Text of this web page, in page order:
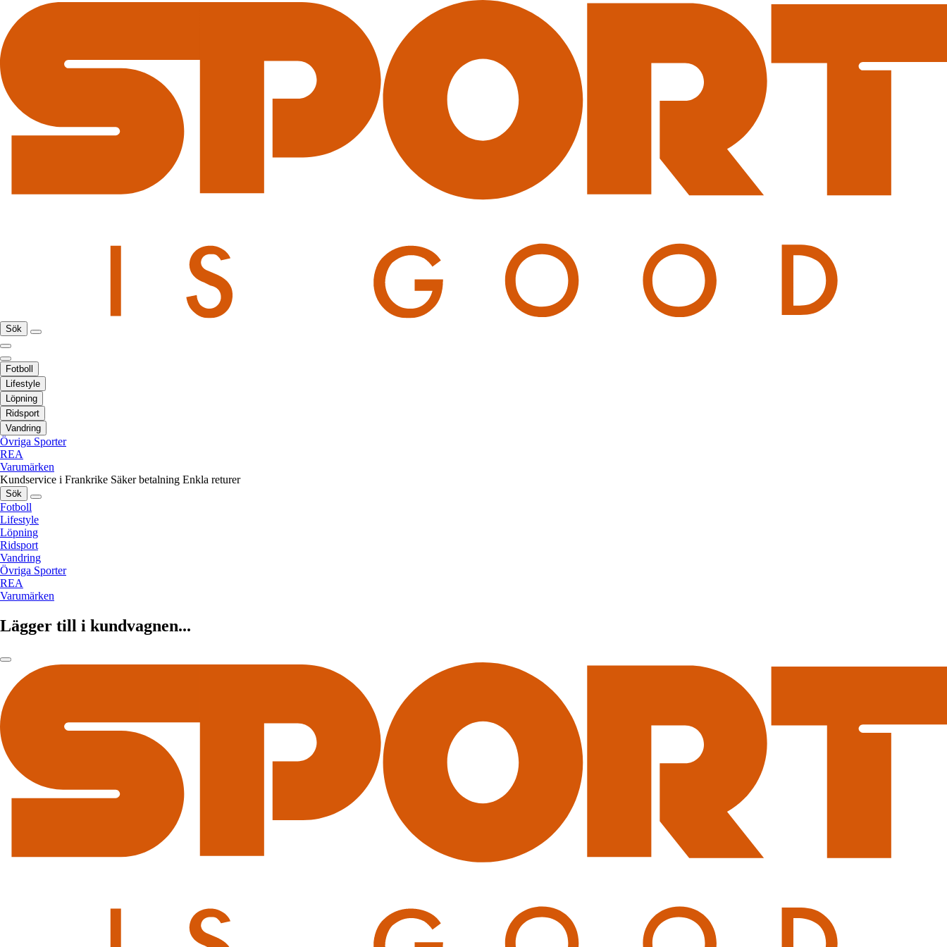
Sök
Fotboll
Lifestyle
Löpning
Ridsport
Vandring
Övriga Sporter
REA
Varumärken
Kundservice i Frankrike Säker betalning Enkla returer
Sök
Fotboll
Lifestyle
Löpning
Ridsport
Vandring
Övriga Sporter
REA
Varumärken
Lägger till i kundvagnen...